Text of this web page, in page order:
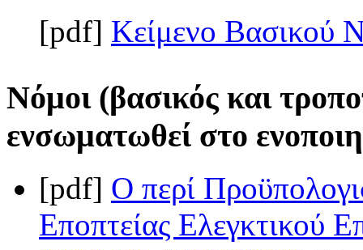
[pdf] Κείμενο Βασικού
Νόμοι (βασικός και
ενσωματωθεί στο
[pdf] Ο περί
Εποπτείας Ελεγκτικού